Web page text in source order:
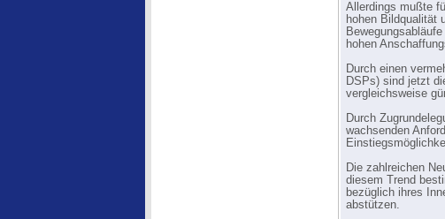
Allerdings mußte
hohen Bildqualität
hohen
Durch einen
DSPs) sind jetzt
vergleichsweise
Durch
wachsenden
Die zahlreichen
diesem Trend
bezüglich ihres
abstützen.